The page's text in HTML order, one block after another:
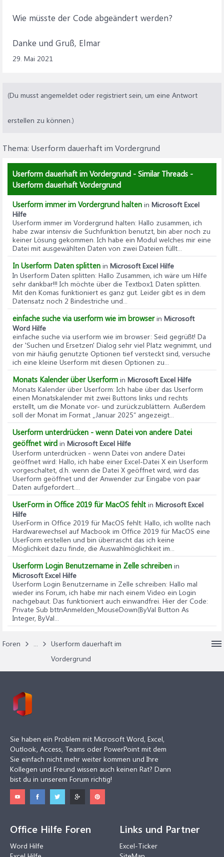
Wie müsste der Code abgeändert werden?
Danke und Gruß, Elmar
29. Mai 2021
(Du musst angemeldet oder registriert sein, um eine Antwort
erstellen zu können.)
Thema: Userform dauerhaft im Vordergrund
Userform dauerhaft im Vordergrund - Similar Threads -
Userform dauerhaft Vordergrund
Userform immer im Vordergrund halten in Microsoft Excel
Hilfe
Userform immer im Vordergrund halten: Hallo zusammen, ich
habe zwar intensiv die Suchfunktion benutzt, bin aber noch zu
keiner Lösung gekommen. Ich habe ein Modul welches mir eine
Datei mit ausgewählten Daten von zwei Dateien füllt...
In Userform Daten splitten in Microsoft Excel Hilfe
In Userform Daten splitten: Hallo Zusammen, ich wäre um Hilfe
sehr dankbar!!! Ich möchte über die Textbox1 Daten splitten.
Mit den Komas funktioniert es ganz gut. Leider gibt es in dem
Datensatz noch 2 Bindestriche und...
einfache suche via userform wie im browserin Microsoft
Word Hilfe
einfache suche via userform wie im browser: Seid gegrüßt! Da
der 'Suchen und Ersetzen' Dialog sehr viel Platz wegnimmt, und
von mir häufig genutzte Optionen tief versteckt sind, versuche
ich eine kleine Userform mit diesen Optionen zu...
Monats Kalender über Userform in Microsoft Excel Hilfe
Monats Kalender über Userform: Ich habe über das Userform
einen Monatskalender mit zwei Buttons links und rechts
erstellt, um die Monate vor- und zurückzublättern. Außerdem
soll der Monat im Format „Januar 2025“ angezeigt...
Userform unterdrücken - wenn Datei von andere Datei
geöffnet wird in Microsoft Excel Hilfe
Userform unterdrücken - wenn Datei von andere Datei
geöffnet wird: Hallo, ich habe einer Excel-Datei X ein Userform
vorgeschaltet, d.h. wenn die Datei X geöffnet wird, wird das
Userform geöffnet und der Anwender zur Eingabe von paar
Daten aufgefordert....
UserForm in Office 2019 für MacOS fehlt in Microsoft Excel
Hilfe
UserForm in Office 2019 für MacOS fehlt: Hallo, ich wollte nach
Hardwarewechsel auf Macbook im Office 2019 für MacOS eine
UserForm erstellen und bin überrascht das ich keine
Möglichkeit dazu finde, die Auswahlmöglichkeit im...
Userform Login Benutzername in Zelle schreiben in
Microsoft Excel Hilfe
Userform Login Benutzername in Zelle schreiben: Hallo mal
wieder ins Forum, ich habe mir nach einem Video ein Login
nachgebaut. Das funktioniert auch einwandfrei. Hier der Code:
Private Sub bttnAnmelden_MouseDown(ByVal Button As
Integer, ByVal...
Foren ...
Userform dauerhaft im
Vordergrund
Sie haben ein Problem mit Microsoft Word, Excel,
Outlook, Access, Teams oder PowerPoint mit dem
Sie einfach nicht mehr weiter kommen und Ihre
Kollegen und Freund wissen auch keinen Rat? Dann
bist du in unserem Forum richtig!
Office Hilfe Foren
Word Hilfe
Links und Partner
Excel-Ticker